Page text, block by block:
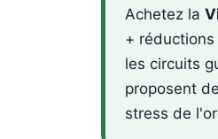
Achetez la
+
les circuits
proposent
stress de